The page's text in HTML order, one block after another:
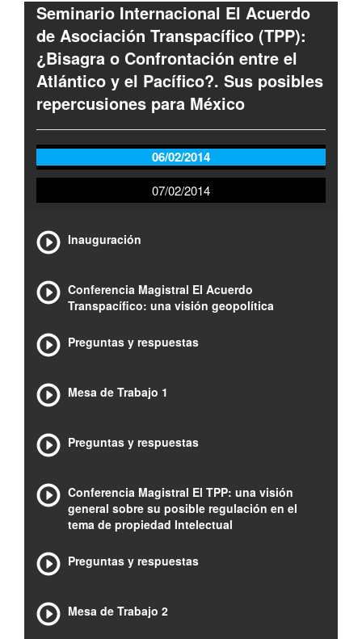
Seminario Internacional El Acuerdo
de Asociación Transpacífico (TPP):
¿Bisagra o Confrontación entre el
Atlántico y el Pacífico?. Sus posibles
repercusiones para México
06/02/2014
07/02/2014
Inauguración
Conferencia Magistral El Acuerdo
Transpacífico: una visión geopolítica
Preguntas y respuestas
Mesa de Trabajo 1
Preguntas y respuestas
Conferencia Magistral El TPP: una visión
general sobre su posible regulación en el
tema de propiedad Intelectual
Preguntas y respuestas
Mesa de Trabajo 2